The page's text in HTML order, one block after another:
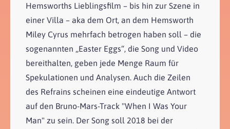
Hemsworths Lieblingsfilm – bis hin zur Szene in
einer Villa – aka dem Ort, an dem Hemsworth
Miley Cyrus mehrfach betrogen haben soll – die
sogenannten „Easter Eggs“, die Song und Video
bereithalten, geben jede Menge Raum für
Spekulationen und Analysen. Auch die Zeilen
des Refrains scheinen eine eindeutige Antwort
auf den Bruno-Mars-Track "When I Was Your
Man" zu sein. Der Song soll 2018 bei der